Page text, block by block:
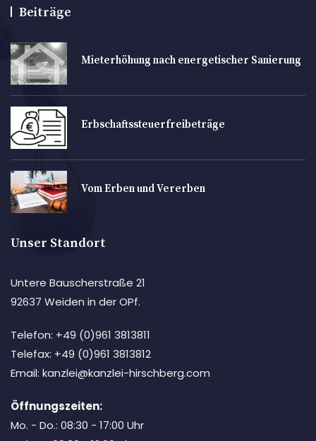
Beiträge
Mieterhöhung nach energetischer Sanierung
Erbschaftssteuerfreibeträge
Vom Erben und Vererben
Unser Standort
Untere Bauscherstraße 21
92637 Weiden in der OPf.
Telefon: +49 (0)961 3813811
Telefax: +49 (0)961 3813812
Email: kanzlei@kanzlei-hirschberg.com
Öffnungszeiten:
Mo. - Do.: 08:30 - 17:00 Uhr